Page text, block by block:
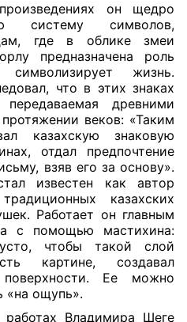
он щедро
систему символов,
где в облике змеи
предназначена роль
жизнь.
что в этих знаках
древними
веков: «Таким
казахскую знаковую
отдал предпочтение
взяв его за основу».
известен как автор
казахских
Работает он главным
с помощью мастихина:
чтобы такой слой
картине, создавал
Ее можно
«на ощупь».
Владимира Шеге